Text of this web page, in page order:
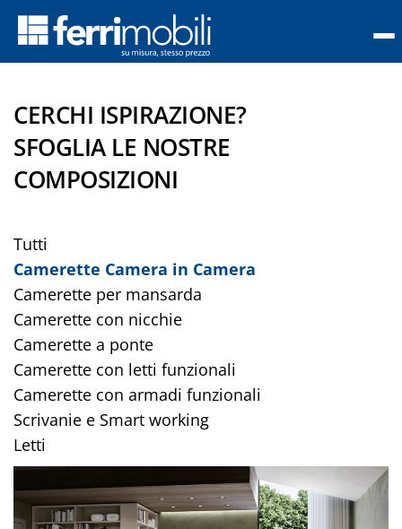
con letti
funzionali
con
armadi
funzionali
working
Letti
CERCHI ISPIRAZIONE?
SFOGLIA LE NOSTRE
COMPOSIZIONI
Tutti
Camerette Camera in Camera
Camerette per mansarda
Camerette con nicchie
Camerette a ponte
Camerette con letti funzionali
Camerette con armadi funzionali
Scrivanie e Smart working
Letti